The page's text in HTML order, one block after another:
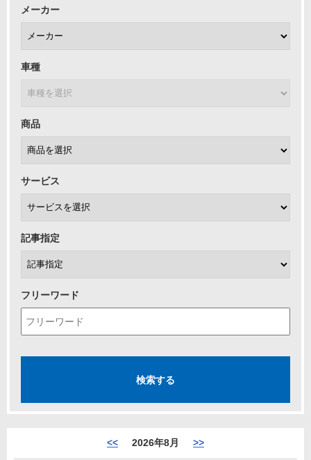
メーカー
車種
商品
サービス
記事指定
フリーワード
<< 2026年8月 >>